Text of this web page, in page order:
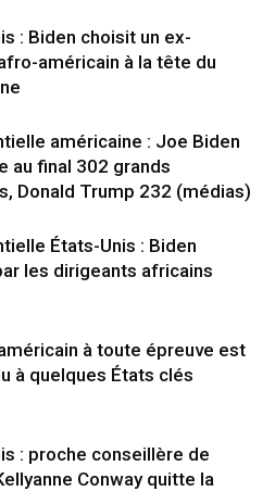
: Biden choisit un ex-
américain à la tête du
américaine : Joe Biden
au final 302 grands
Donald Trump 232 (médias)
États-Unis : Biden
les dirigeants africains
à toute épreuve est
à quelques États clés
: proche conseillère de
Conway quitte la